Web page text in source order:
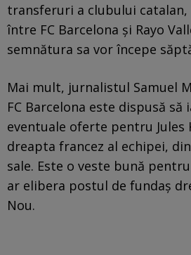
transferuri a clubului catalan,
între FC Barcelona și Rayo
semnătura sa vor începe
Mai mult, jurnalistul Samuel
FC Barcelona este dispusă să
eventuale oferte pentru Jules
dreapta francez al echipei,
sale. Este o veste bună
ar elibera postul de fundaș
Nou.